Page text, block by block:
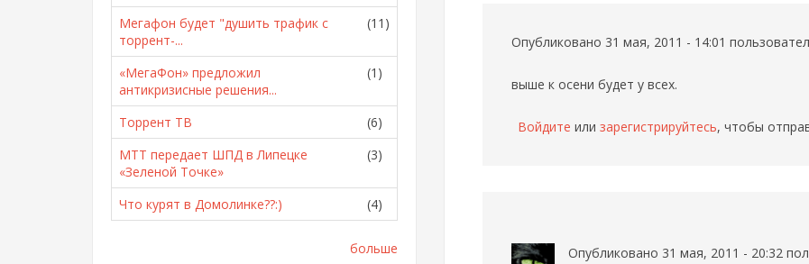
Мегафон будет "душить трафик с
торрент-...
(11)
«МегаФон» предложил
антикризисные решения...
(1)
Торрент ТВ
(6)
МТТ передает ШПД в Липецке
«Зеленой Точке»
(3)
Что курят в Домолинке??:) (4)
больше
Опубликовано 31 мая, 2011 - 14:01
выше к осени будет у всех.
Войдите или зарегистрируйтесь, чтобы
Опубликовано 31 мая, 2011 - 20:32